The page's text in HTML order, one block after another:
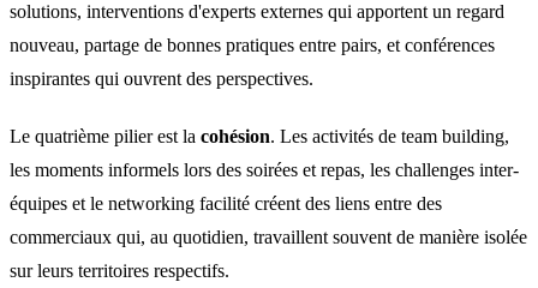
solutions, interventions d'experts externes qui apportent un regard
nouveau, partage de bonnes pratiques entre pairs, et conférences
inspirantes qui ouvrent des perspectives.
Le quatrième pilier est la cohésion. Les activités de team building,
les moments informels lors des soirées et repas, les challenges inter-
équipes et le networking facilité créent des liens entre des
commerciaux qui, au quotidien, travaillent souvent de manière isolée
sur leurs territoires respectifs.